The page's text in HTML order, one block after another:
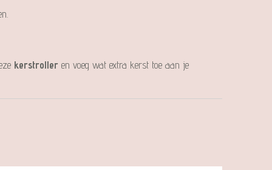
kerstroller en voeg wat extra kerst toe aan je